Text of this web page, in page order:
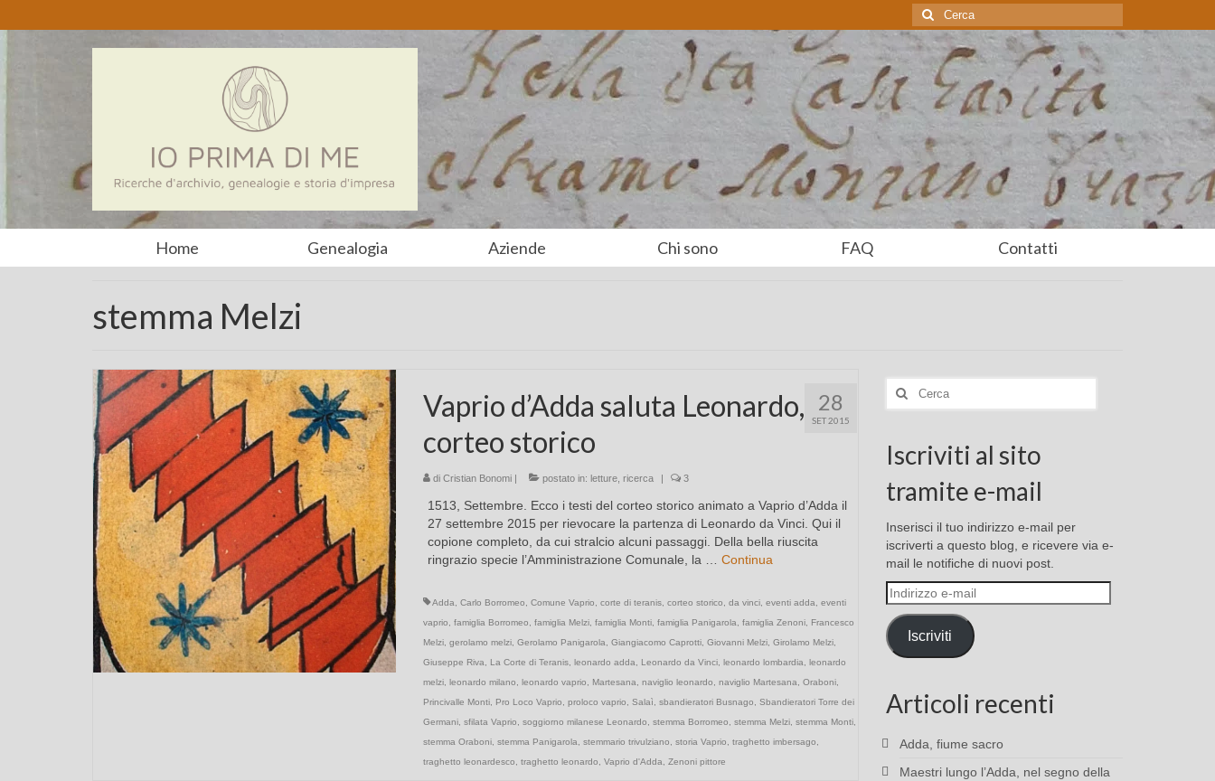
Cerca:
Home Genealogia Aziende Chi sono FAQ Contatti
stemma Melzi
28
SET 2015
Vaprio d’Adda saluta Leonardo,
corteo storico
di Cristian Bonomi| postato in: letture, ricerca | 3
1513, Settembre. Ecco i testi del corteo storico animato a Vaprio d’Adda il
27 settembre 2015 per rievocare la partenza di Leonardo da Vinci. Qui il
copione completo, da cui stralcio alcuni passaggi. Della bella riuscita
ringrazio specie l’Amministrazione Comunale, la … Continua
Adda Carlo Borromeo Comune Vaprio corte di teranis, corteo storico da vinci, eventi adda
eventi
vaprio
famiglia Borromeo famiglia Melzi, famiglia Monti, famiglia Panigarola famiglia Zenoni,
Francesco
Melzi, gerolamo melzi, Gerolamo Panigarola Giangiacomo Caprotti, Giovanni Melzi, Girolamo Melzi,
Giuseppe Riva
La Corte di Teranis, leonardo adda Leonardo da Vinci, leonardo lombardia
leonardo
melzi, leonardo milano leonardo vaprio Martesana naviglio leonardo naviglio Martesana Oraboni,
Princivalle Monti, Pro Loco Vaprio proloco vaprio Salaì sbandieratori Busnago
Sbandieratori Torre dei
Germani, sfilata Vaprio soggiorno milanese Leonardo stemma Borromeo stemma Melzi, stemma Monti,
stemma Oraboni, stemma Panigarola stemmario trivulziano storia Vaprio traghetto imbersago
traghetto leonardesco
traghetto leonardo Vaprio d'Adda Zenoni pittore
Cerca:
Iscriviti al sito
tramite e-mail
Inserisci il tuo indirizzo e-mail per
iscriverti a questo blog, e ricevere via e-
mail le notifiche di nuovi post.
Indirizzo
e-
mail
Iscriviti
Articoli recenti
Adda, fiume sacro
Maestri lungo l’Adda, nel segno della